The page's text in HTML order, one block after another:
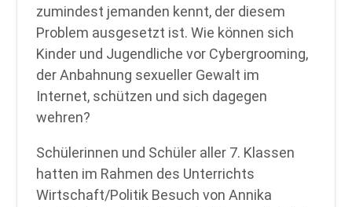
zumindest jemanden kennt, der diesem
Problem ausgesetzt ist. Wie können sich
Kinder und Jugendliche vor Cybergrooming,
der Anbahnung sexueller Gewalt im
Internet, schützen und sich dagegen
wehren?
Schülerinnen und Schüler aller 7. Klassen
hatten im Rahmen des Unterrichts
Wirtschaft/Politik Besuch von Annika